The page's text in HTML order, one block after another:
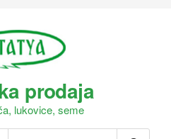
prodaja
lukovice, seme